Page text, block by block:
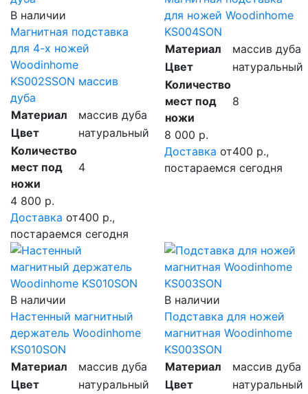
В наличии
Магнитная подставка
для 4-х ножей
Woodinhome
KS002SSON массив
дуба
Материал
массив дуба
Цвет
натуральный
Количество
мест под
ножи
4
4 800 р.
Доставка от400 р.,
постараемся сегодня
для ножей Woodinhome
KS004SON
Материал
массив дуба
Цвет
натуральный
Количество
мест под
ножи
8
8 000 р.
Доставка от400 р.,
постараемся сегодня
В наличии
Настенный магнитный
держатель Woodinhome
KS010SON
Материал
массив дуба
Цвет
натуральный
В наличии
Подставка для ножей
магнитная Woodinhome
KS003SON
Материал
массив дуба
Цвет
натуральный